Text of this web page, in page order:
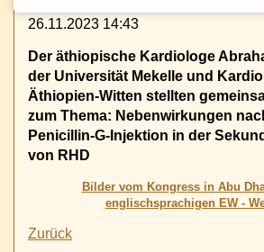
26.11.2023 14:43
Der äthiopische Kardiologe
der Universität Mekelle und
Äthiopien-Witten stellten
zum Thema: Nebenwirkungen
Penicillin-G-Injektion in der
von RHD
Bilder vom Kongress in Abu
englischsprachigen EW -
Zurück